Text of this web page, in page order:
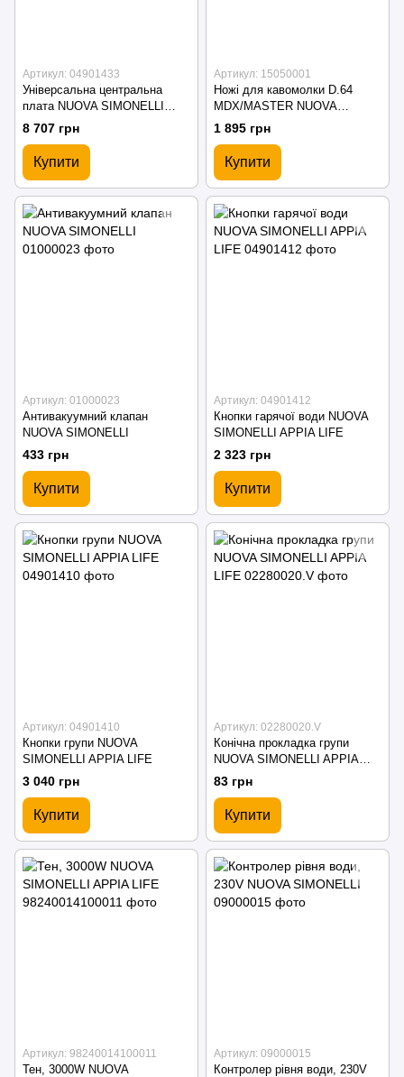
Артикул: 04901433
Універсальна центральна
плата NUOVA SIMONELLI
APPIA LIFE TIMER, XT
8 707 грн
Купити
Артикул: 15050001
Ножі для кавомолки D.64
MDX/MASTER NUOVA
SIMONELLI
1 895 грн
Купити
Артикул: 01000023
Антивакуумний клапан
NUOVA SIMONELLI
433 грн
Купити
Артикул: 04901412
Кнопки гарячої води NUOVA
SIMONELLI APPIA LIFE
2 323 грн
Купити
Артикул: 04901410
Кнопки групи NUOVA
SIMONELLI APPIA LIFE
3 040 грн
Купити
Артикул: 02280020.V
Конічна прокладка групи
NUOVA SIMONELLI APPIA
LIFE
83 грн
Купити
Артикул: 98240014100011
Тен, 3000W NUOVA
Артикул: 09000015
Контролер рівня води, 230V